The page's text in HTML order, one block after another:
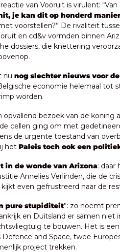
je kan dit op honderd
voorstellen?” De rivaliteit
en cd&v vormden binnen
dossiers, die knettering
nu nog slechter nieuws voor
economie helemaal tot
worden.
opvallend bezoek van de koning
cellen ging om met
de urgente toestand van
het Paleis toch ook een
in de wonde van Arizona: daar
Annelies Verlinden, die de
even gefrustreerd naar de
pure stupiditeit”: zo noemt
en Duitsland er samen niet
te bouwen. Het is
Defence and Space, twee
project trekken.